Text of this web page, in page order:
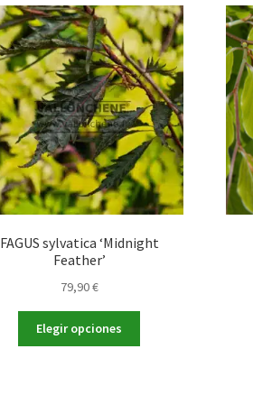
79,90 €
Las
opciones
se
pueden
elegir
en
la
página
de
producto
FAGUS sylvatica ‘Midnight
Feather’
79,90€
Elegir opciones